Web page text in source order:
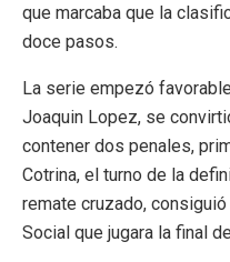
que marcaba que la
doce pasos.
La serie empezó
Joaquin Lopez, se
contener dos penales,
Cotrina, el turno de la
remate cruzado,
Social que jugara la final